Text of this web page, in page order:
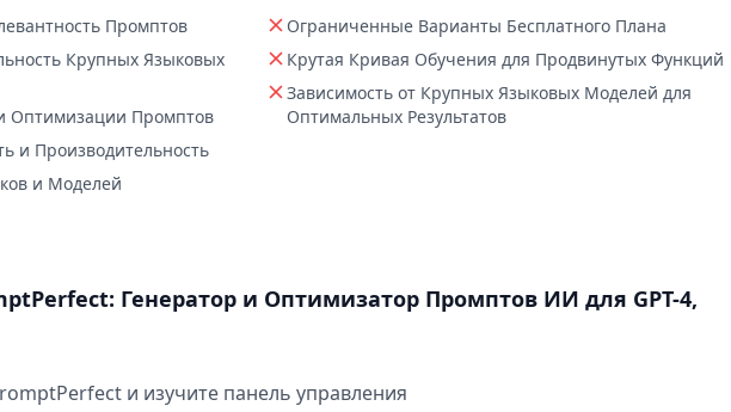
Промптов
Крупных Языковых
Оптимизации Промптов
и Производительность
и Моделей
Ограниченные Варианты Бесплатного Плана
Крутая Кривая Обучения для Продвинутых Функций
Зависимость от Крупных Языковых Моделей для
Оптимальных Результатов
Генератор и Оптимизатор Промптов ИИ для GPT-4,
и изучите панель управления